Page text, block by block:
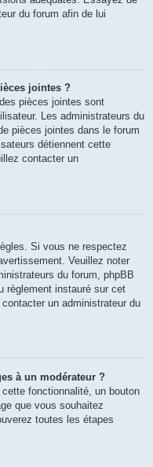
du forum afin de lui
jointes ?
pièces jointes sont
Les administrateurs du
pièces jointes dans le forum
détiennent cette
contacter un
Si vous ne respectez
Veuillez noter
du forum, phpBB
règlement instauré sur cet
un administrateur du
à un modérateur ?
fonctionnalité, un bouton
que vous souhaitez
toutes les étapes